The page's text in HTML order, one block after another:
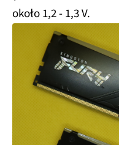
około 1,2 - 1,3 V.